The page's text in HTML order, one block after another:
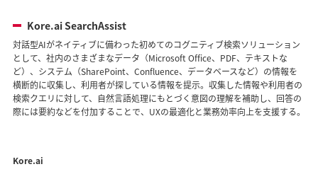
Kore.ai SearchAssist
対話型AIがネイティブに備わった初めてのコグニティブ検索ソリューション
として、社内のさまざまなデータ（Microsoft Office、PDF、テキストな
ど）、システム（SharePoint、Confluence、データベースなど）の情報を
横断的に収集し、利用者が探している情報を提示。収集した情報や利用者の
検索クエリに対して、自然言語処理にもとづく意図の理解を補助し、回答の
際には要約などを付加することで、UXの最適化と業務効率向上を支援する。
Kore.ai